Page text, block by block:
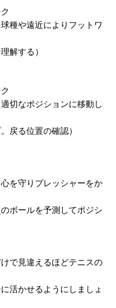
ワーク
種や遠近によりフットワ
解する）
トワーク
切なポジションに移動し
戻る位置の確認）
ション
を守りプレッシャーをか
ボールを予測してポジシ
で見違えるほどテニスの
活かせるようにしましょ